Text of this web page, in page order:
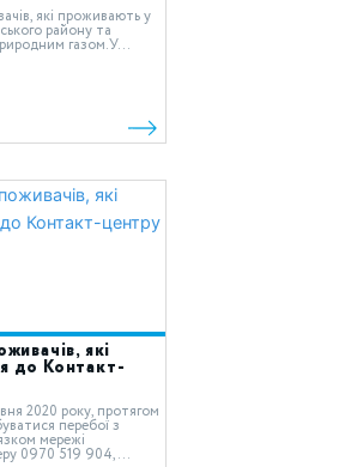
які проживають у
району та
газом.У...
які
до Контакт-
2020 року, протягом
перебої з
мережі
0970 519 904,...